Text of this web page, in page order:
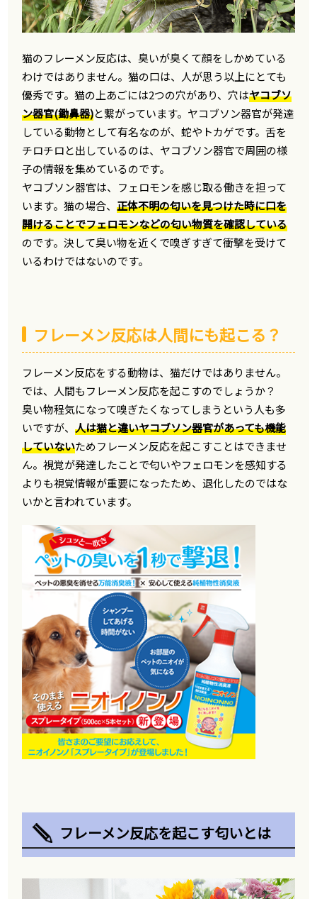
猫のフレーメン反応は、臭いが臭くて顔をしかめている
わけではありません。猫の口は、人が思う以上にとても
優秀です。猫の上あごには2つの穴があり、穴はヤコブソ
ン器官(鋤鼻器)と繋がっています。ヤコブソン器官が発達
している動物として有名なのが、蛇やトカゲです。舌を
チロチロと出しているのは、ヤコブソン器官で周囲の様
子の情報を集めているのです。
ヤコブソン器官は、フェロモンを感じ取る働きを担って
います。猫の場合、正体不明の匂いを見つけた時に口を
開けることでフェロモンなどの匂い物質を確認している
のです。決して臭い物を近くで嗅ぎすぎて衝撃を受けて
いるわけではないのです。
フレーメン反応は人間にも起こる？
フレーメン反応をする動物は、猫だけではありません。
では、人間もフレーメン反応を起こすのでしょうか？
臭い物程気になって嗅ぎたくなってしまうという人も多
いですが、人は猫と違いヤコブソン器官があっても機能
していないためフレーメン反応を起こすことはできませ
ん。視覚が発達したことで匂いやフェロモンを感知する
よりも視覚情報が重要になったため、退化したのではな
いかと言われています。
フレーメン反応を起こす匂いとは